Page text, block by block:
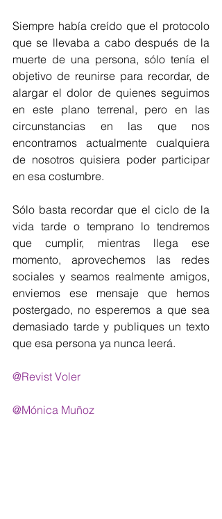
Siempre había creído que el protocolo
que se llevaba a cabo después de la
muerte de una persona, sólo tenía el
objetivo de reunirse para recordar, de
alargar el dolor de quienes seguimos
en este plano terrenal, pero en las
circunstancias en las que nos
encontramos actualmente cualquiera
de nosotros quisiera poder participar
en esa costumbre.
Sólo basta recordar que el ciclo de la
vida tarde o temprano lo tendremos
que cumplir, mientras llega ese
momento, aprovechemos las redes
sociales y seamos realmente amigos,
enviemos ese mensaje que hemos
postergado, no esperemos a que sea
demasiado tarde y publiques un texto
que esa persona ya nunca leerá.
@Revist Voler
@Mónica Muñoz